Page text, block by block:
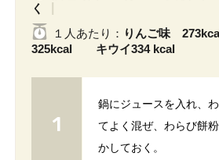
く
１人 あたり ： りんご味
325kcal キウイ334 kcal
鍋にジュースを入れ、
てよく混ぜ、わらび餅
かしておく。